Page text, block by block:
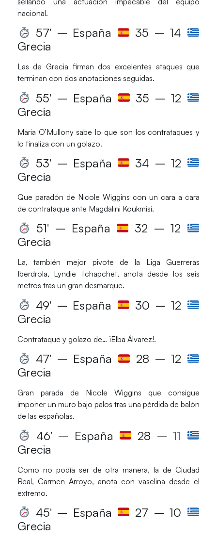
nacional.
57′ – España
35 – 14
Grecia
Las deGrecia firman dos excelentes ataques que
terminan con dos anotaciones seguidas.
55′ – España
35 – 12
Grecia
Maria O’Mullonysabe lo que son los contrataques y
lo finaliza con un golazo.
53′ – España
34 – 12
Grecia
Que paradón de Nicole Wiggins con un cara a cara
de contrataque ante Magdalini Koukmisi.
51′ – España
32 – 12
Grecia
La, también mejor pivote de la Liga Guerreras
Iberdrola, Lyndie Tchapchet, anota desde los seis
metros tras un gran desmarque.
49′ – España
30 – 12
Grecia
Contrataque y golazo de… ¡Elba Álvarez!.
47′ – España
28 – 12
Grecia
Gran parada de Nicole Wiggins que consigue
imponer un muro bajo palos tras una pérdida de balón
de las españolas.
46′ – España
28 – 11
Grecia
Como no podía ser de otra manera, la deCiudad
Real, Carmen Arroyo, anota con vaselina desde el
extremo.
45′ – España
27 – 10
Grecia